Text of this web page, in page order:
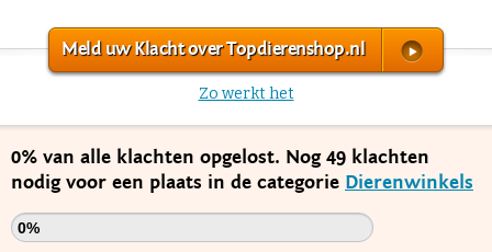
Meld uw Klacht over Topdierenshop.nl
Zo werkt het
0% van alle klachten opgelost. Nog 49 klachten
nodig voor een plaats in de categorie Dierenwinkels
0%